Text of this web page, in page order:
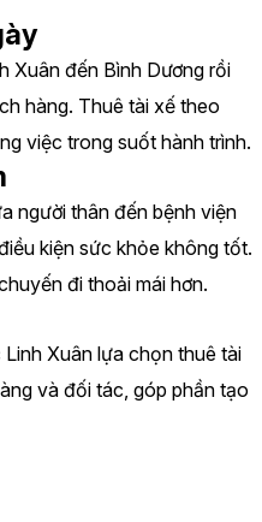
Xuân đến Bình Dương rồi
hàng. Thuê tài xế theo
việc trong suốt hành trình.
người thân đến bệnh viện
kiện sức khỏe không tốt.
đi thoải mái hơn.
Xuân lựa chọn thuê tài
và đối tác, góp phần tạo